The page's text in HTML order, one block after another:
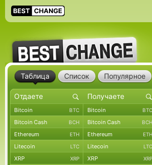
Таблица Список Популярное
Bitcoin BTC Bitcoin BTC
Bitcoin Cash BCH Bitcoin Cash BCH
Ethereum ETH Ethereum ETH
Litecoin LTC Litecoin LTC
XRP XRP XRP XRP